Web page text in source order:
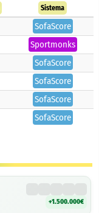
Sistema
SofaScore
Sportmonks
SofaScore
SofaScore
SofaScore
SofaScore
+1.500.000€